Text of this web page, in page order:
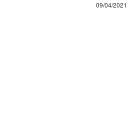
09/04/2021